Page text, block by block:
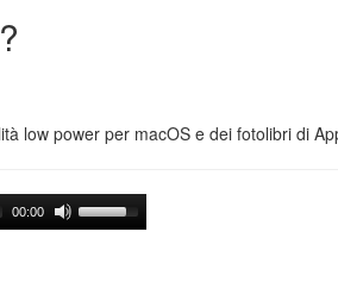
low power per macOS e dei fotolibri di
00:00